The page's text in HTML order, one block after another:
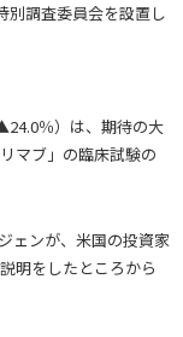
別調査委員会を設置し
％）は、期待の大
マブ」の臨床試験の
ェンが、米国の投資家
明をしたところから